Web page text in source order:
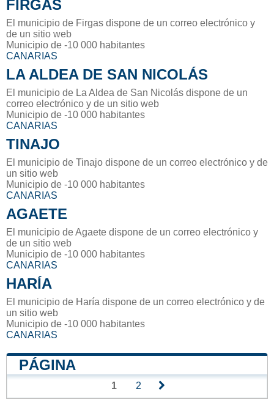
FIRGAS
El municipio de Firgas dispone de un correo electrónico y
de un sitio web
Municipio de -10 000 habitantes
CANARIAS
LA ALDEA DE SAN NICOLÁS
El municipio de La Aldea de San Nicolás dispone de un
correo electrónico y de un sitio web
Municipio de -10 000 habitantes
CANARIAS
TINAJO
El municipio de Tinajo dispone de un correo electrónico y de
un sitio web
Municipio de -10 000 habitantes
CANARIAS
AGAETE
El municipio de Agaete dispone de un correo electrónico y
de un sitio web
Municipio de -10 000 habitantes
CANARIAS
HARÍA
El municipio de Haría dispone de un correo electrónico y de
un sitio web
Municipio de -10 000 habitantes
CANARIAS
PÁGINA
1 2